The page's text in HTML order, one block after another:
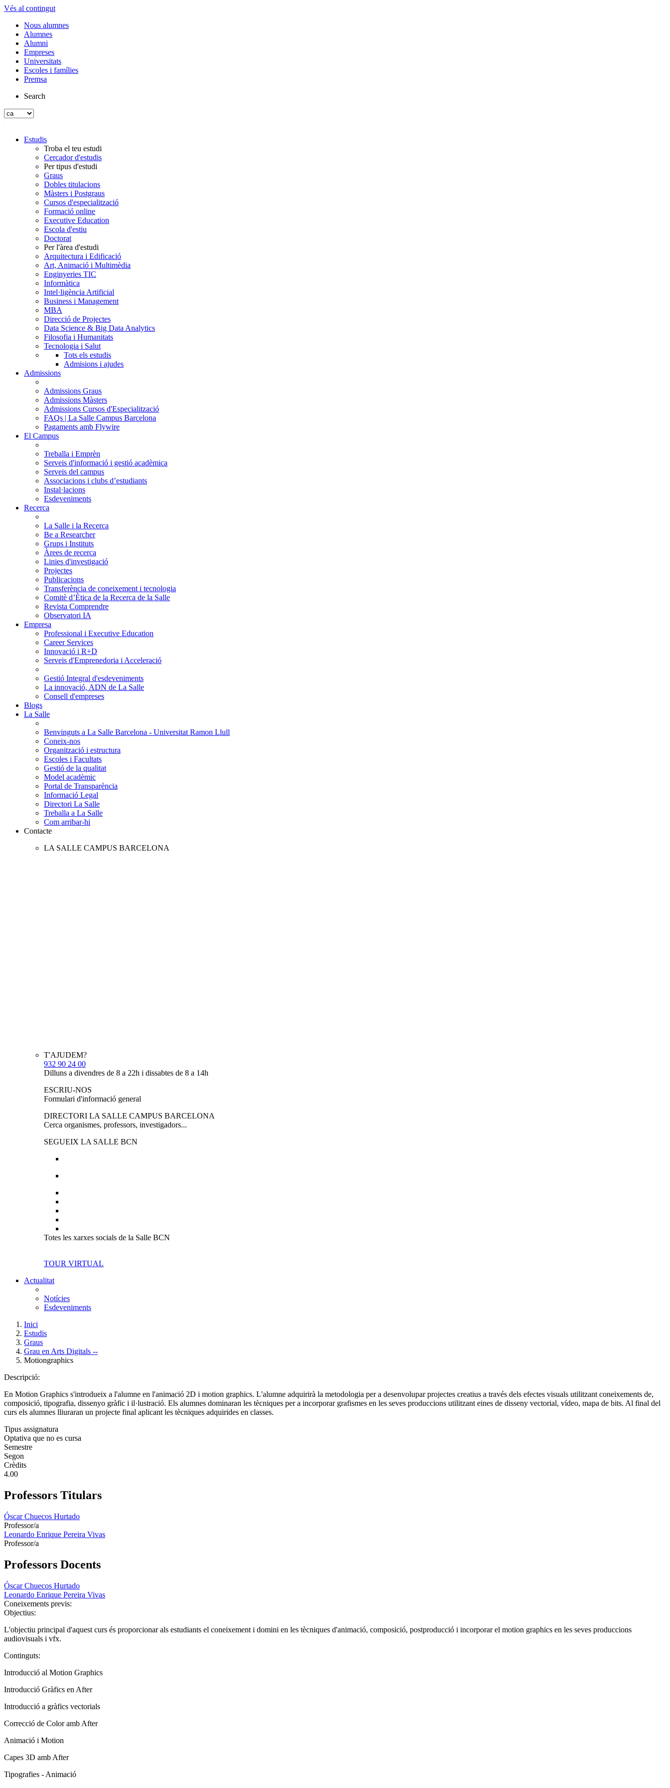
Vés al contingut
Nous alumnes
Alumnes
Alumni
Empreses
Universitats
Escoles i famílies
Premsa
Search
Estudis
Troba el teu estudi
Cercador d'estudis
Per tipus d'estudi
Graus
Dobles titulacions
Màsters i Postgraus
Cursos d'especialització
Formació online
Executive Education
Escola d'estiu
Doctorat
Per l'àrea d'estudi
Arquitectura i Edificació
Art, Animació i Multimèdia
Enginyeries TIC
Informàtica
Intel·ligència Artificial
Business i Management
MBA
Direcció de Projectes
Data Science & Big Data Analytics
Filosofia i Humanitats
Tecnologia i Salut
Tots els estudis
Admisions i ajudes
Admissions
Admissions Graus
Admissions Màsters
Admissions Cursos d'Especialització
FAQs | La Salle Campus Barcelona
Pagaments amb Flywire
El Campus
Treballa i Emprèn
Serveis d'informació i gestió acadèmica
Serveis del campus
Associacions i clubs d’estudiants
Instal·lacions
Esdeveniments
Recerca
La Salle i la Recerca
Be a Researcher
Grups i Instituts
Àrees de recerca
Linies d'investigació
Projectes
Publicacions
Transferència de coneixement i tecnologia
Comitè d’Ètica de la Recerca de la Salle
Revista Comprendre
Observatori IA
Empresa
Professional i Executive Education
Career Services
Innovació i R+D
Serveis d'Emprenedoria i Acceleració
Gestió Integral d'esdeveniments
La innovació, ADN de La Salle
Consell d'empreses
Blogs
La Salle
Benvinguts a La Salle Barcelona - Universitat Ramon Llull
Coneix-nos
Organització i estructura
Escoles i Facultats
Gestió de la qualitat
Model acadèmic
Portal de Transparència
Informació Legal
Directori La Salle
Treballa a La Salle
Com arribar-hi
Contacte
LA SALLE CAMPUS BARCELONA
T'AJUDEM?
932 90 24 00
Dilluns a divendres de 8 a 22h i dissabtes de 8 a 14h
ESCRIU-NOS
Formulari d'informació general
DIRECTORI LA SALLE CAMPUS BARCELONA
Cerca organismes, professors, investigadors...
SEGUEIX LA SALLE BCN
Totes les xarxes socials de la Salle BCN
TOUR VIRTUAL
Actualitat
Notícies
Esdeveniments
Inici
Estudis
Graus
Grau en Arts Digitals --
Motiongraphics
Descripció:
En Motion Graphics s'introdueix a l'alumne en l'animació 2D i motion graphics. L'alumne adquirirà la metodologia per a desenvolupar projectes creatius a través dels efectes visuals utilitzant coneixements de,
composició, tipografia, dissenyo gràfic i il·lustració. Els alumnes dominaran les tècniques per a incorporar grafismes en les seves produccions utilitzant eines de disseny vectorial, vídeo, mapa de bits. Al final del
curs els alumnes lliuraran un projecte final aplicant les tècniques adquirides en classes.
Tipus assignatura
Optativa que no es cursa
Semestre
Segon
Crèdits
4.00
Professors Titulars
Óscar Chuecos Hurtado
Professor/a
Leonardo Enrique Pereira Vivas
Professor/a
Professors Docents
Óscar Chuecos Hurtado
Leonardo Enrique Pereira Vivas
Coneixements previs:
Objectius:
L'objectiu principal d'aquest curs és proporcionar als estudiants el coneixement i domini en les tècniques d'animació, composició, postproducció i incorporar el motion graphics en les seves produccions
audiovisuals i vfx.
Continguts:
Introducció al Motion Graphics
Introducció Gràfics en After
Introducció a gràfics vectorials
Correcció de Color amb After
Animació i Motion
Capes 3D amb After
Tipografies - Animació